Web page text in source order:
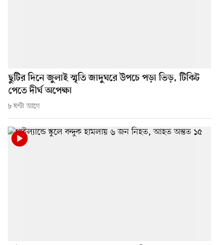
ছুটির দিনে জুলাই স্মৃতি জাদুঘরে উপচে পড়া ভিড়, টিকিট
পেতে দীর্ঘ অপেক্ষা
৮ ঘণ্টা আগে